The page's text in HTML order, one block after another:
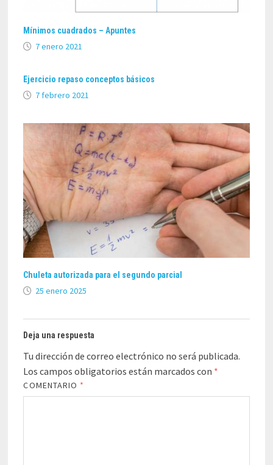
Mínimos cuadrados – Apuntes
7 enero 2021
Ejercicio repaso conceptos básicos
7 febrero 2021
Chuleta autorizada para el segundo parcial
25 enero 2025
Deja una respuesta
Tu dirección de correo electrónico no será publicada.
Los campos obligatorios están marcados con *
COMENTARIO *